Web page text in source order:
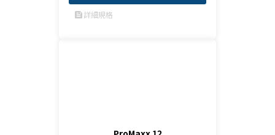
feed詳細規格